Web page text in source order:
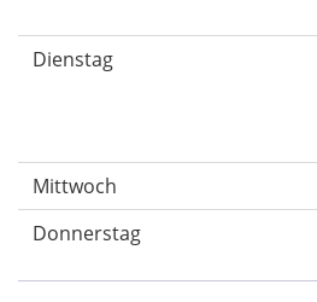
Dienstag
Mittwoch
Donnerstag